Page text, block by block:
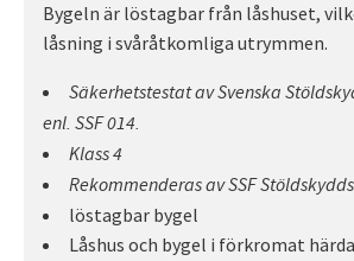
Bygeln är löstagbar från låshuset,
låsning i svåråtkomliga utrymmen.
Säkerhetstestat av Svenska
enl. SSF 014.
Klass 4
Rekommenderas av SSF
löstagbar bygel
Låshus och bygel i förkromat